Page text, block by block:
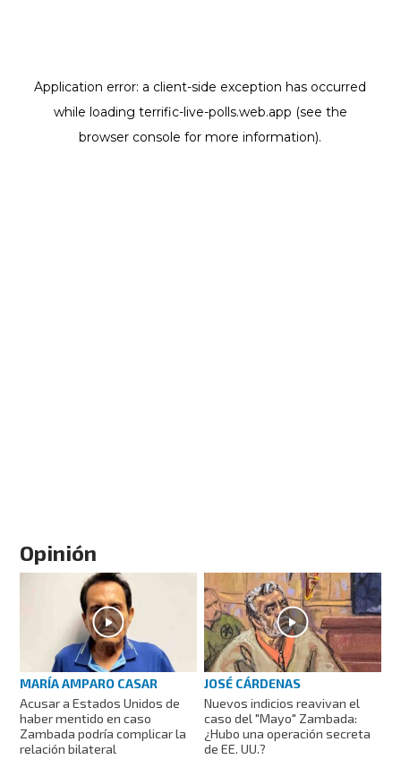
Opinión
MARÍA AMPARO CASAR
Acusar a Estados Unidos de
haber mentido en caso
Zambada podría complicar la
relación bilateral
JOSÉ CÁRDENAS
Nuevos indicios reavivan el
caso del "Mayo" Zambada:
¿Hubo una operación secreta
de EE. UU.?